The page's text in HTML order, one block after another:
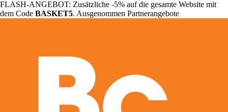
FLASH-ANGEBOT: Zusätzliche -5% auf die gesamte Website mit
dem Code BASKET5. Ausgenommen Partnerangebote